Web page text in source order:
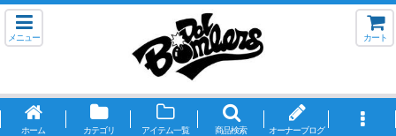
メニュー カート
ホーム カテゴリ アイテム一覧 商品検索 オーナーブログ